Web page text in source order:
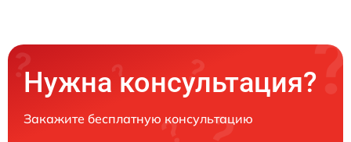
Нужна консультация?
Закажите бесплатную консультацию